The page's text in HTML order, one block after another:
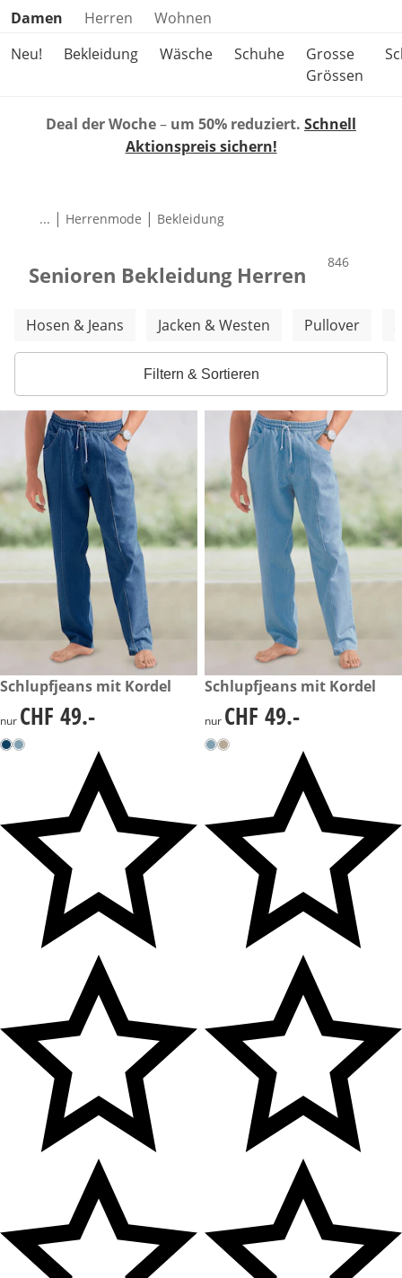
Produktkategorien überspringen
Damen Herren
Wohnen
Neu!
Bekleidung Wäsche Schuhe
Grosse
Grössen
Deal der Woche– um 50% reduziert. Schnell
Aktionspreis sichern!
... | Herrenmode | Bekleidung
Senioren Bekleidung Herren Produkte
846
Weitere Kategorien überspringen
Hosen & Jeans Jacken & Westen Pullover
Filtern & Sortieren
CHF 49.-
Schlupfjeans mit Kordel
CHF 49.-
nur CHF 49.-
CHF 49.-
Schlupfjeans mit Kordel
CHF 49.-
nur CHF 49.-